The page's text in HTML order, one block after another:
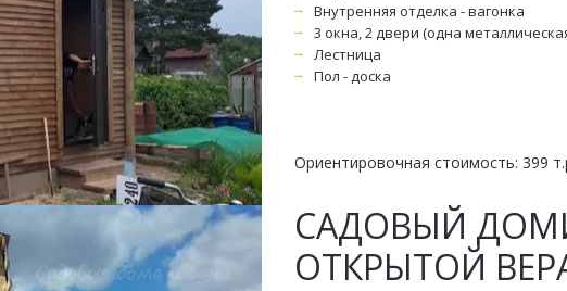
Внутренняя отделка - вагонка
3 окна, 2 двери (одна
Лестница
Пол - доска
Ориентировочная стоимость: 399
САДОВЫЙ
ОТКРЫТОЙ